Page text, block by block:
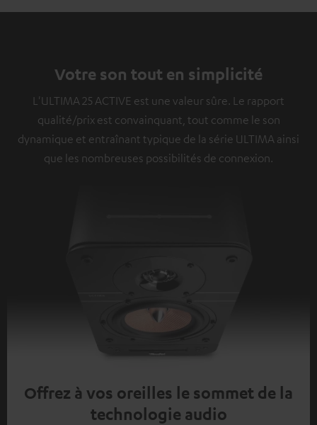
Votre son tout en simplicité
L'ULTIMA 25 ACTIVE est une valeur sûre. Le rapport
qualité/prix est convainquant, tout comme le son
dynamique et entraînant typique de la série ULTIMA ainsi
que les nombreuses possibilités de connexion.
Offrez à vos oreilles le sommet de la
technologie audio